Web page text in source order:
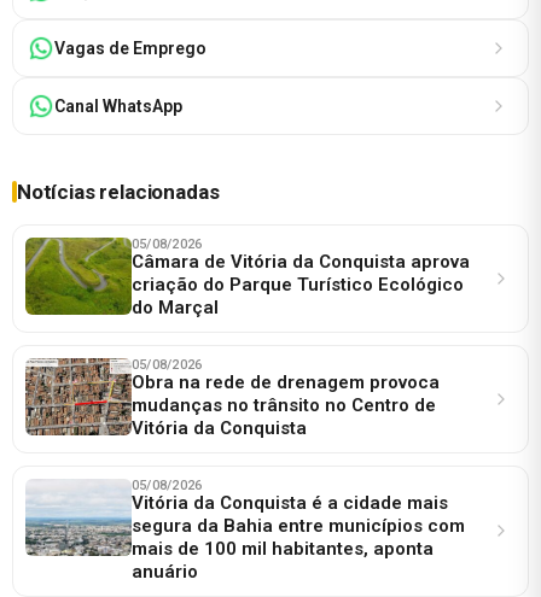
Vagas de Emprego
Canal WhatsApp
Notícias relacionadas
05/08/2026
Câmara de Vitória da Conquista aprova
criação do Parque Turístico Ecológico
do Marçal
05/08/2026
Obra na rede de drenagem provoca
mudanças no trânsito no Centro de
Vitória da Conquista
05/08/2026
Vitória da Conquista é a cidade mais
segura da Bahia entre municípios com
mais de 100 mil habitantes, aponta
anuário